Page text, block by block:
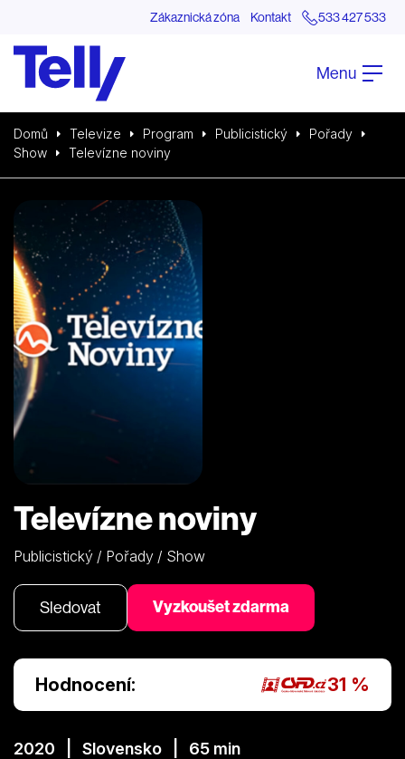
Zákaznická zóna Kontakt 533 427 533
Menu
Domů Televize Program Publicistický
Pořady
Show
Televízne noviny
Televízne noviny
Publicistický / Pořady / Show
Sledovat Vyzkoušet zdarma
Hodnocení: 31 %
2020 | Slovensko | 65 min